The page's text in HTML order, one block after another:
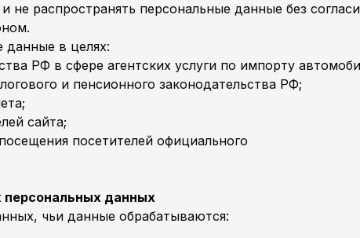
не распространять персональные данные без
данные в целях:
РФ в сфере агентских услуги по импорту
и пенсионного законодательства РФ;
сайта;
посетителей официального
данных
чьи данные обрабатываются: